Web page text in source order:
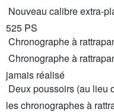
 Nouveau calibre extra-
525 PS
 Chronographe à
 Chronographe à
jamais réalisé
 Deux poussoirs (au
les chronographes à